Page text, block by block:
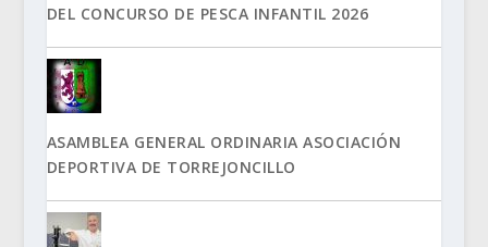
DEL CONCURSO DE PESCA INFANTIL 2026
ASAMBLEA GENERAL ORDINARIA ASOCIACIÓN
DEPORTIVA DE TORREJONCILLO